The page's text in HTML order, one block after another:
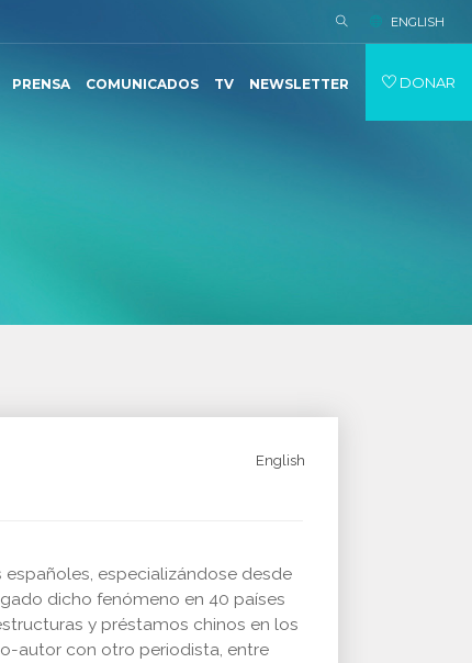
ENGLISH
PRENSA COMUNICADOS TV NEWSLETTER DONAR
English
españoles, especializándose desde
dicho fenómeno en 40 países
y préstamos chinos en los
autor con otro periodista, entre